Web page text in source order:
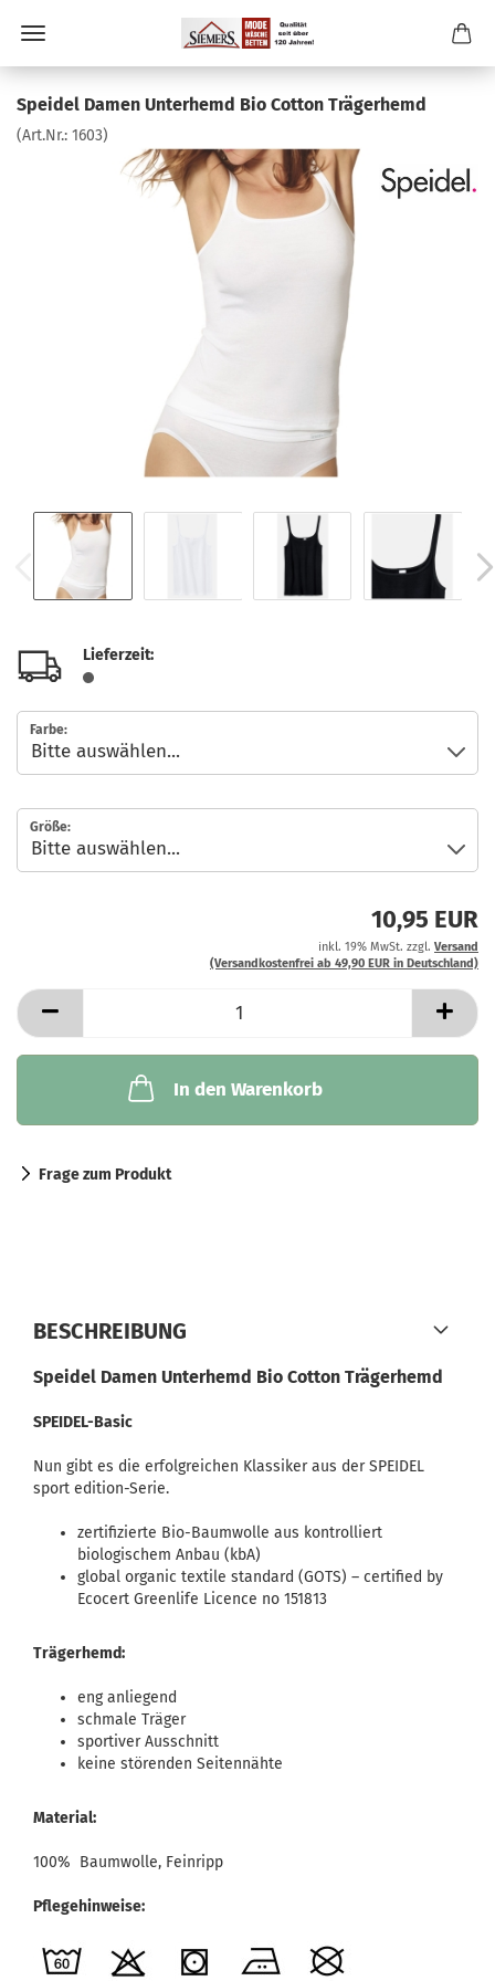
Speidel Damen Unterhemd Bio Cotton Trägerhemd
(Art.Nr.: 1603)
Lieferzeit:
Farbe:
Größe:
10,95 EUR
inkl. 19% MwSt. zzgl. Versand
(Versandkostenfrei ab 49,90 EUR in Deutschland)
In den Warenkorb
Frage zum Produkt
BESCHREIBUNG
Speidel Damen Unterhemd Bio Cotton Trägerhemd
SPEIDEL-Basic
Nun gibt es die erfolgreichen Klassiker aus der SPEIDEL
sport edition-Serie.
zertifizierte Bio-Baumwolle aus kontrolliert
biologischem Anbau (kbA)
global organic textile standard (GOTS) – certified by
Ecocert Greenlife Licence no 151813
Trägerhemd:
eng anliegend
schmale Träger
sportiver Ausschnitt
keine störenden Seitennähte
Material:
100% Baumwolle, Feinripp
Pflegehinweise: